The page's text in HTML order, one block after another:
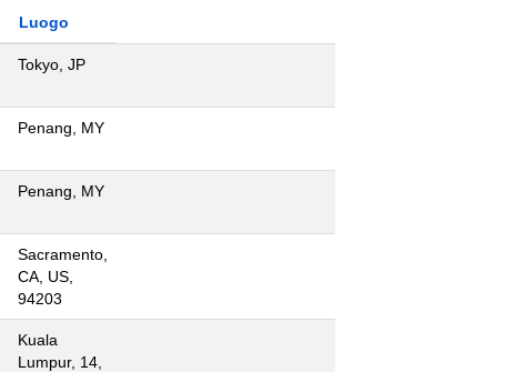
Luogo
Tokyo, JP
Penang, MY
Penang, MY
Sacramento,
CA, US,
94203
Kuala
Lumpur, 14,